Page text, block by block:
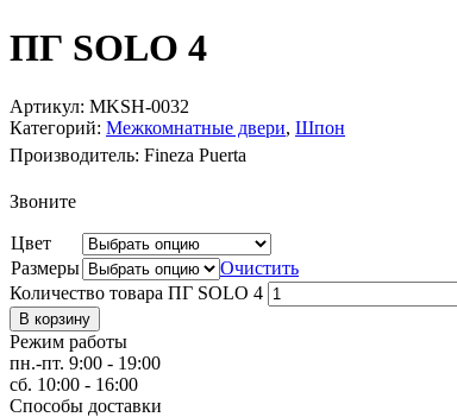
ПГ SOLO 4
Артикул: MKSH-0032
Категорий: Межкомнатные двери, Шпон
Производитель: Fineza Puerta
Звоните
Цвет
Размеры
Очистить
Количество товара ПГ SOLO 4
В корзину
Режим работы
пн.-пт. 9:00 - 19:00
сб. 10:00 - 16:00
Способы доставки